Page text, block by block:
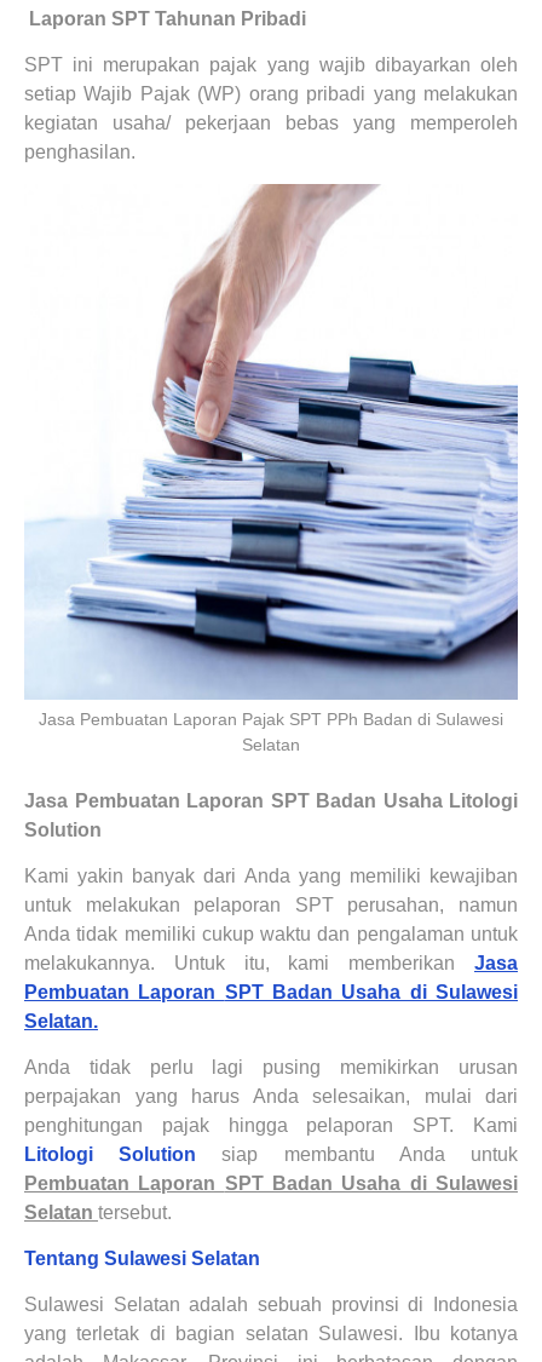
Laporan SPT Tahunan Pribadi
SPT ini merupakan pajak yang wajib dibayarkan oleh
setiap Wajib Pajak (WP) orang pribadi yang melakukan
kegiatan usaha/ pekerjaan bebas yang memperoleh
penghasilan.
Jasa Pembuatan Laporan Pajak SPT PPh Badan di Sulawesi
Selatan
Jasa Pembuatan Laporan SPT Badan Usaha Litologi
Solution
Kami yakin banyak dari Anda yang memiliki kewajiban
untuk melakukan pelaporan SPT perusahan, namun
Anda tidak memiliki cukup waktu dan pengalaman untuk
melakukannya. Untuk itu, kami memberikan Jasa
Pembuatan Laporan SPT Badan Usaha di Sulawesi
Selatan.
Anda tidak perlu lagi pusing memikirkan urusan
perpajakan yang harus Anda selesaikan, mulai dari
penghitungan pajak hingga pelaporan SPT. Kami
Litologi Solution siap membantu Anda untuk
Pembuatan Laporan SPT Badan Usaha di Sulawesi
Selatan tersebut.
Tentang Sulawesi Selatan
Sulawesi Selatan adalah sebuah provinsi di Indonesia
yang terletak di bagian selatan Sulawesi. Ibu kotanya